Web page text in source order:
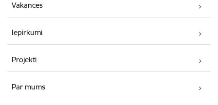
Vakances
Iepirkumi
Projekti
Par mums